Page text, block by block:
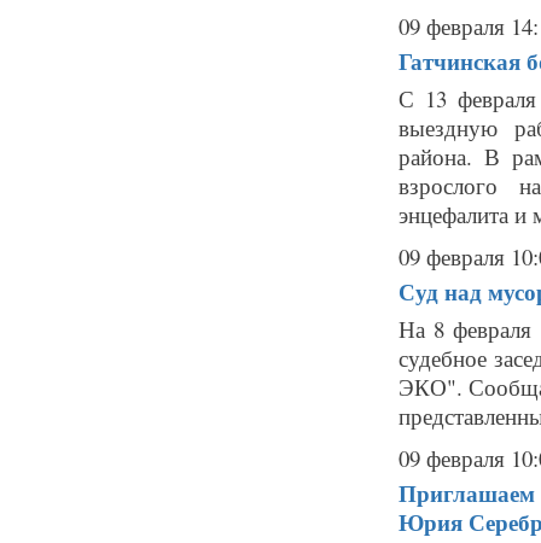
09 февраля
Гатчинская
С 13
выездную
района. В
взрослого
энцефалита и
09 февраля
Суд над
На 8 февраля
судебное
ЭКО".
09 февраля
Приглашаем
Юрия